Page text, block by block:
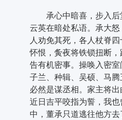
承心中暗喜，步入后
云英在暗处私语。承大
人劝免其死，各人杖脊
怀恨，夤夜将铁锁扭断
告有机密事。操唤入密
子兰、种辑、吴硕、马
必然是谋丞相。家主将出
近日吉平咬指为誓，我
中，董承只道逃往他方去